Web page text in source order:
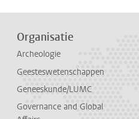
Organisatie
Archeologie
Geesteswetenschappen
Geneeskunde/LUMC
Governance and Global